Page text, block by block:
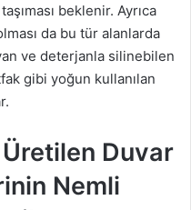
beklenir. Ayrıca
da bu tür alanlarda
ve deterjanla silinebilen
gibi yoğun kullanılan
Duvar
Nemli